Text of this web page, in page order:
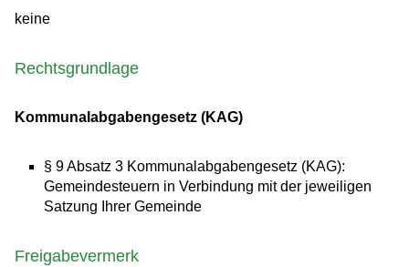
keine
Rechtsgrundlage
Kommunalabgabengesetz (KAG)
§ 9 Absatz 3 Kommunalabgabengesetz (KAG):
Gemeindesteuern in Verbindung mit der jeweiligen
Satzung Ihrer Gemeinde
Freigabevermerk